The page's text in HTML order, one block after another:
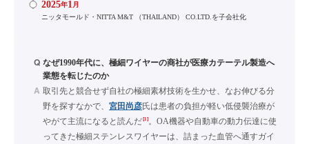
2025年1月
ニッタモールド・NITTA M&T （THAILAND） CO.LTD.を子会社化
Q なぜ1990年代に、極細ワイヤーの商社が医療カテーテル製造へ
業態を転じたのか
A 取引先と競合せず自社の極細素材技術を生かせ、なお伸びる分
野を探すなかで、 宮田尚彦氏は患者の負担が軽い低侵襲治療が
やがて主流になると読んだ[1]。OA機器や自動車の動力伝達に使
ってきた極細ステンレスワイヤーは、詰まった血管へ通すガイ